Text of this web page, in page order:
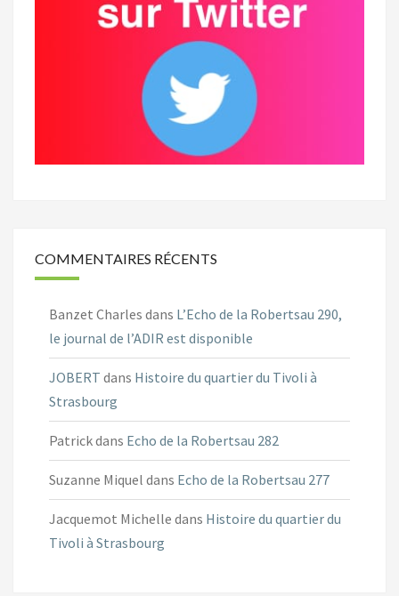
COMMENTAIRES RÉCENTS
Banzet Charles dans L’Echo de la Robertsau 290,
le journal de l’ADIR est disponible
JOBERT dans Histoire du quartier du Tivoli à
Strasbourg
Patrickdans Echo de la Robertsau 282
Suzanne Miquel dans Echo de la Robertsau 277
Jacquemot Michelle dans Histoire du quartier du
Tivoli à Strasbourg